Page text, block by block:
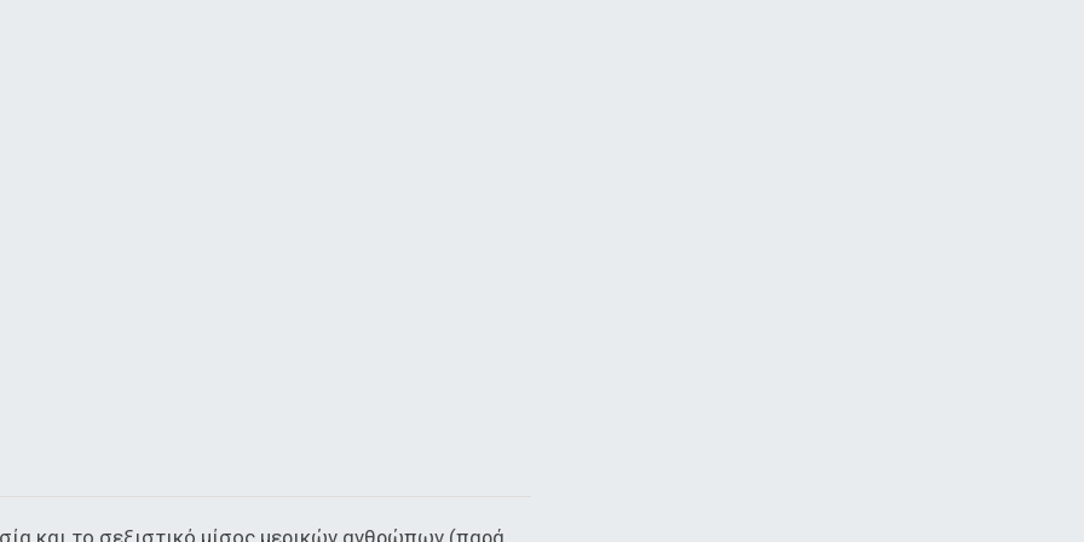
και το σεξιστικό μίσος μερικών ανθρώπων (παρά